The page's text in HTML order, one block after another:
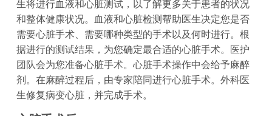
生将进行血液和心脏测试，以了解更多关于患者的状况
和整体健康状况。血液和心脏检测帮助医生决定您是否
需要心脏手术、需要哪种类型的手术以及何时进行。根
据进行的测试结果，为您确定最合适的心脏手术。医护
团队会为您准备心脏手术。心脏手术操作中会给予麻醉
剂。在麻醉过程后，由专家陪同进行心脏手术。外科医
生修复病变心脏，并完成手术。